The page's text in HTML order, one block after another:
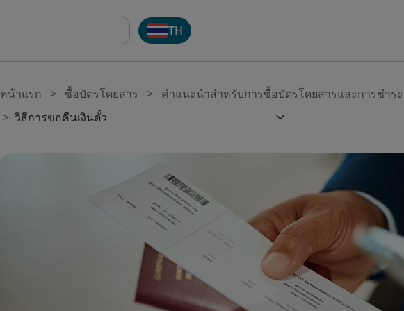
TH
หน้าแรก ซื้อบัตรโดยสาร
คำแนะนำสำหรับการซื้อบัตรโดยสารและการชำระ
วิธีการขอคืนเงินตั๋ว